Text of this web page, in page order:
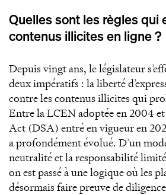
Quelles sont les règles qui
contenus illicites en ligne ?
Depuis vingt ans, le législateur
deux impératifs : la liberté
contre les contenus illicites qui
Entre la LCEN adoptée en 2004
Act (DSA) entré en vigueur en
a profondément évolué. D’un
neutralité et la responsabilité
on est passé à une logique où les
désormais faire preuve de